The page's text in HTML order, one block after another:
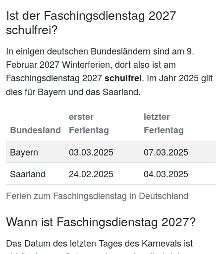
Ist der Faschingsdienstag 2027
schulfrei?
In einigen deutschen Bundesländern sind am 9.
Februar 2027 Winterferien, dort also ist am
Faschingsdienstag 2027schulfrei. Im Jahr 2025 gilt
dies für Bayern und das Saarland.
Ferien zum Faschingsdienstag in Deutschland
Bundesland
erster
Ferientag
letzter
Ferientag
Bayern
03.03.2025
07.03.2025
Saarland
24.02.2025 04.03.2025
Wann ist Faschingsdienstag 2027?
Das Datum des letzten Tages des Karnevals ist